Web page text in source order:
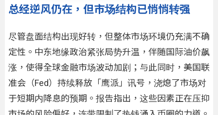
总经逆风仍在，但市场结构已悄悄转强
尽管盘面结构出现好转，但整体市场环境仍充满不确
定性。中东地缘政治紧张局势升温，伴随国际油价飙
涨，使得全球金融市场波动加剧；与此同时，美国联
准会（Fed）持续释放「鹰派」讯号，浇熄了市场对
于短期内降息的预期。报告指出，这些因素正在压抑